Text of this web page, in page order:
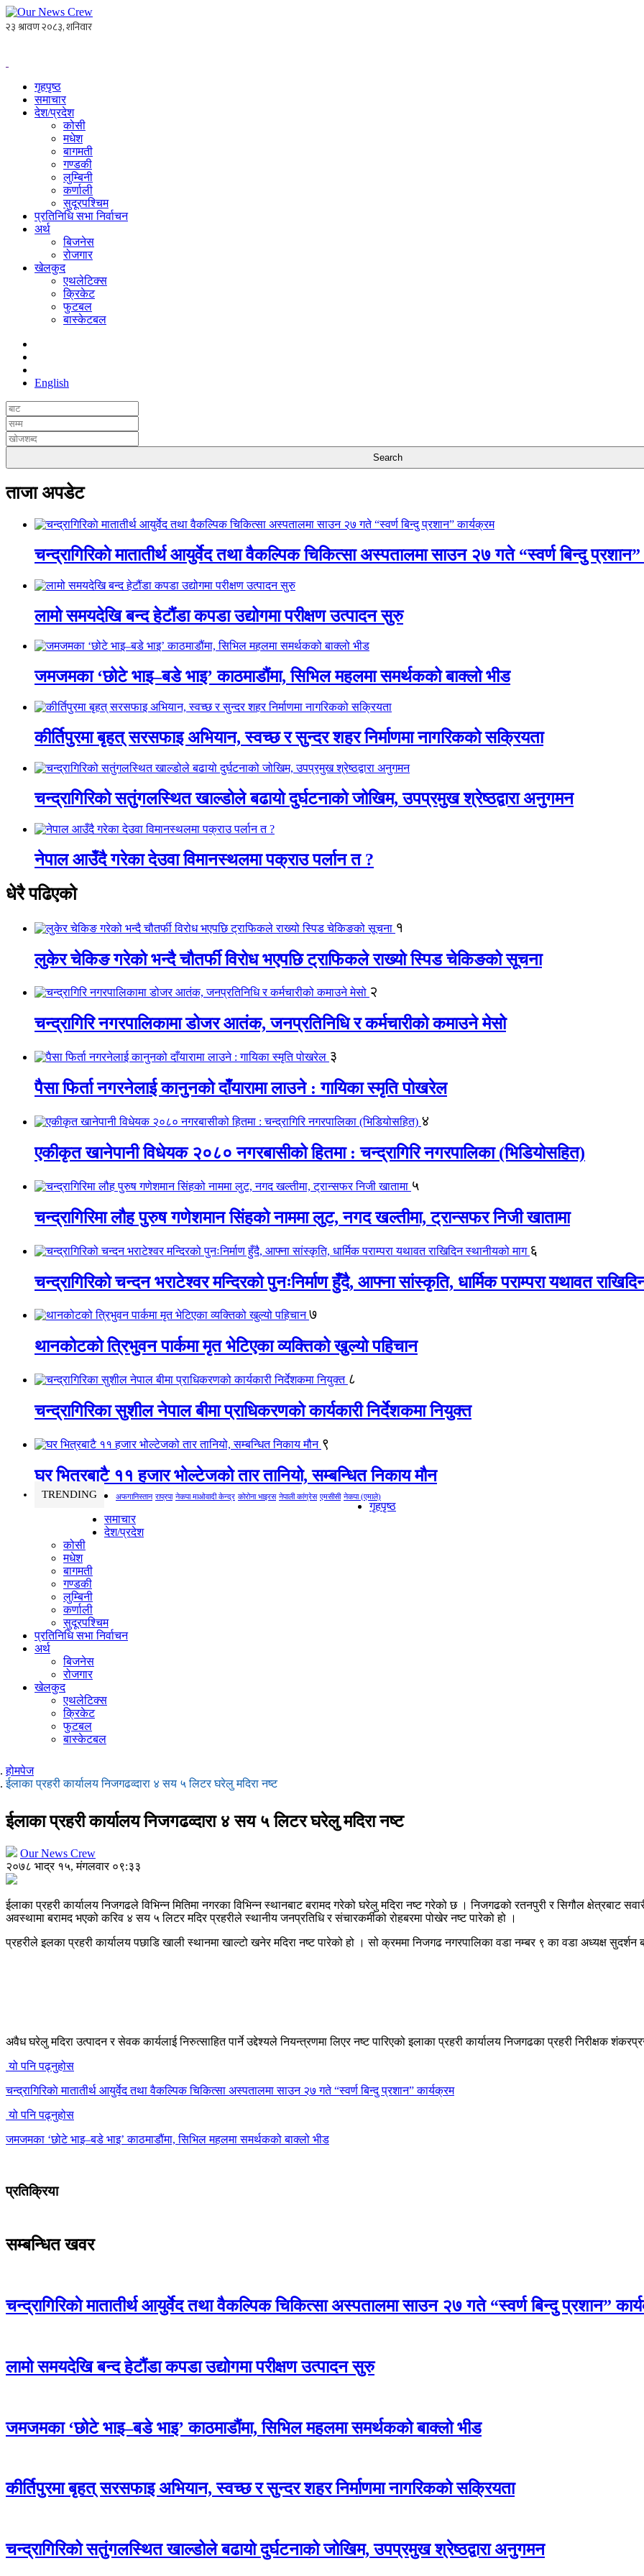
गृहपृष्ठ
समाचार
देश/प्रदेश
कोसी
मधेश
बागमती
गण्डकी
लुम्बिनी
कर्णाली
सुदूरपश्चिम
प्रतिनिधि सभा निर्वाचन
अर्थ
बिजनेस
रोजगार
खेलकुद
एथलेटिक्स
क्रिकेट
फुटबल
बास्केटबल
English
ताजा अपडेट
चन्द्रागिरिकाे मातातीर्थ आयुर्वेद तथा वैकल्पिक चिकित्सा अस्पतालमा साउन २७ गते “स्वर्ण बिन्दु
लामो समयदेखि बन्द हेटौंडा कपडा उद्योगमा परीक्षण उत्पादन सुरु
जमजमका ‘छोटे भाइ–बडे भाइ’ काठमाडौंमा, सिभिल महलमा समर्थकको बाक्लो भीड
कीर्तिपुरमा बृहत् सरसफाइ अभियान, स्वच्छ र सुन्दर शहर निर्माणमा नागरिकको सक्रियता
चन्द्रागिरिको सतुंगलस्थित खाल्डोले बढायो दुर्घटनाको जोखिम, उपप्रमुख श्रेष्ठद्वारा अनुगमन
नेपाल आउँदै गरेका देउवा विमानस्थलमा पक्राउ पर्लान त ?
धेरै पढिएको
१
लुकेर चेकिङ गरेको भन्दै चौतर्फी विरोध भएपछि ट्राफिकले राख्यो स्पिड चेकिङको सूचना
२
चन्द्रागिरि नगरपालिकामा डोजर आतंक, जनप्रतिनिधि र कर्मचारीको कमाउने मेसो
३
पैसा फिर्ता नगरनेलाई कानुनको दाँयारामा लाउने : गायिका स्‍मृति पोखरेल
४
एकीकृत खानेपानी विधेयक २०८० नगरबासीको हितमा : चन्द्रागिरि नगरपालिका (भिडियोसहित)
५
चन्द्रागिरिमा लौह पुरुष गणेशमान सिंहको नाममा लुट, नगद खल्तीमा, ट्रान्सफर निजी खातामा
६
चन्द्रागिरिको चन्दन भराटेश्वर मन्दिरको पुनःनिर्माण हुँदै, आफ्ना सांस्कृति, धार्मिक पराम्परा यथावत
७
थानकोटको त्रिभुवन पार्कमा मृत भेटिएका व्यक्तिको खुल्यो पहिचान
८
चन्द्रागिरिका सुशील नेपाल बीमा प्राधिकरणको कार्यकारी निर्देशकमा नियुक्त
९
घर भित्रबाटै ११ हजार भोल्टेजको तार तानियो, सम्बन्धित निकाय मौन
TRENDING अफगानिस्तान राप्रपा नेकपा माओवादी केन्द्र कोरोना भाइरस नेपाली कांग्रेस एमसीसी नेकपा (एमाले)
गृहपृष्ठ
समाचार
देश/प्रदेश
कोसी
मधेश
बागमती
गण्डकी
लुम्बिनी
कर्णाली
सुदूरपश्चिम
प्रतिनिधि सभा निर्वाचन
अर्थ
बिजनेस
रोजगार
खेलकुद
एथलेटिक्स
क्रिकेट
फुटबल
बास्केटबल
होमपेज
ईलाका प्रहरी कार्यालय निजगढव्दारा ४ सय ५ लिटर घरेलु मदिरा नष्ट
ईलाका प्रहरी कार्यालय निजगढव्दारा ४ सय ५ लिटर घरेलु मदिरा नष्ट
Our News Crew
२०७८ भाद्र १५, मंगलवार ०९:३३
ईलाका प्रहरी कार्यालय निजगढले विभिन्न मितिमा नगरका विभिन्न स्थानबाट बरामद गरेको घरेलु मदिरा नष्ट गरेको छ । निजगढको रतनपुरी र सिगौल क्षेत्रबाट
अवस्थामा बरामद भएको करिव ४ सय ५ लिटर मदिर प्रहरीले स्थानीय जनप्रतिधि र संचारकर्मीको रोहबरमा पोखेर नष्ट पारेको हो ।
प्रहरीले इलका प्रहरी कार्यालय पछाडि खाली स्थानमा खाल्टो खनेर मदिरा नष्ट पारेको हो । सो क्रममा निजगढ नगरपालिका वडा नम्बर ९ का वडा अध्यक्ष
अवैध घरेलु मदिरा उत्पादन र सेवक कार्यलाई निरुत्साहित पार्ने उद्देश्यले नियन्त्रणमा लिएर नष्ट पारिएको इलाका प्रहरी कार्यालय निजगढका प्रहरी निरीक्षक
यो पनि पढ्नुहोस
चन्द्रागिरिकाे मातातीर्थ आयुर्वेद तथा वैकल्पिक चिकित्सा अस्पतालमा साउन २७ गते “स्वर्ण बिन्दु प्रशान” कार्यक्रम
यो पनि पढ्नुहोस
जमजमका ‘छोटे भाइ–बडे भाइ’ काठमाडौंमा, सिभिल महलमा समर्थकको बाक्लो भीड
प्रतिक्रिया
सम्बन्धित खवर
चन्द्रागिरिकाे मातातीर्थ आयुर्वेद तथा वैकल्पिक चिकित्सा अस्पतालमा साउन २७ गते “स्वर्ण बिन्दु प्रशान”
लामो समयदेखि बन्द हेटौंडा कपडा उद्योगमा परीक्षण उत्पादन सुरु
जमजमका ‘छोटे भाइ–बडे भाइ’ काठमाडौंमा, सिभिल महलमा समर्थकको बाक्लो भीड
कीर्तिपुरमा बृहत् सरसफाइ अभियान, स्वच्छ र सुन्दर शहर निर्माणमा नागरिकको सक्रियता
चन्द्रागिरिको सतुंगलस्थित खाल्डोले बढायो दुर्घटनाको जोखिम, उपप्रमुख श्रेष्ठद्वारा अनुगमन